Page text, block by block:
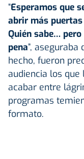
“Esperamos que
abrir más
Quién sabe…
pena”,
hecho, fueron
audiencia los
acabar entre
programas
formato.